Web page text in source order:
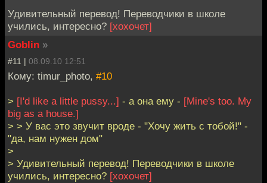
Удивительный перевод! Переводчики в школе
учились, интересно? [хохочет]
Goblin »
#11 | 08.09.10 12:51
Кому: timur_photo, #10
> [I'd like a little pussy...] - а она ему - [Mine's too. My
big as a house.]
> > У вас это звучит вроде - "Хочу жить с тобой!" -
"да, нам нужен дом"
>
> Удивительный перевод! Переводчики в школе
учились, интересно? [хохочет]